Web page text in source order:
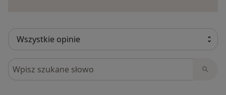
Szukaj w opiniach